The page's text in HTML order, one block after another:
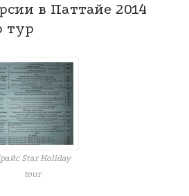
в Паттайе 2014
тур
Star Holiday
tour